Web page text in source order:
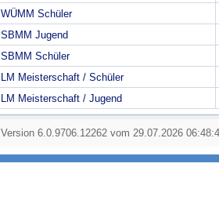
WÜMM Schüler
SBMM Jugend
SBMM Schüler
LM Meisterschaft / Schüler
LM Meisterschaft / Jugend
Version 6.0.9706.12262 vom 29.07.2026